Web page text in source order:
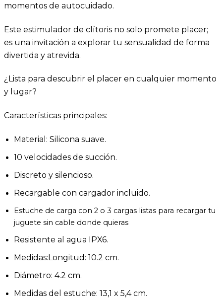
momentos de autocuidado.
Este estimulador de clítoris no solo promete placer;
es una invitación a explorar tu sensualidad de forma
divertida y atrevida.
¿Lista para descubrir el placer en cualquier momento
y lugar?
Características principales:
Material: Silicona suave.
10 velocidades de succión.
Discreto y silencioso.
Recargable con cargador incluido.
Estuche de carga con 2 o 3 cargas listas para recargar tu
juguete sin cable donde quieras
Resistente al agua IPX6.
Medidas:Longitud: 10.2 cm.
Diámetro: 4.2 cm.
Medidas del estuche: 13,1 x 5,4 cm.